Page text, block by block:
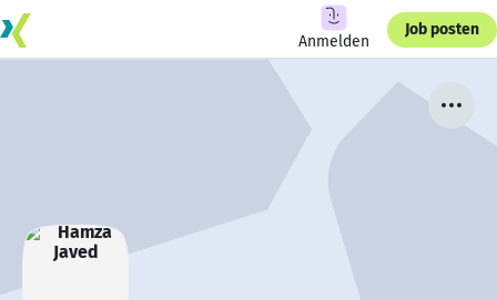
Anmelden
Job posten